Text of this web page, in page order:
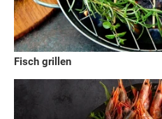
Fisch grillen